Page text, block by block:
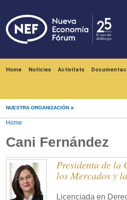
Home Notícies Activitats
NUESTRA ORGANIZACIÓN
Home
Cani Fernández
Presidenta de la
los Mercados y
Licenciada en